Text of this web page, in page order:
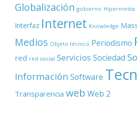
Globalización gobierno Hipermedia
Interfaz Internet Knowledge
Medios Objeto técnico Periodismo
red red social Servicios Sociedad
Información Software
Transparencia web Web 2